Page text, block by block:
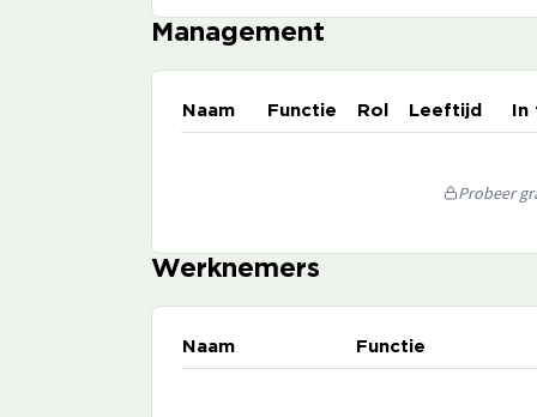
Management
Naam Functie Rol Leeftijd
Probeer
Werknemers
Naam Functie